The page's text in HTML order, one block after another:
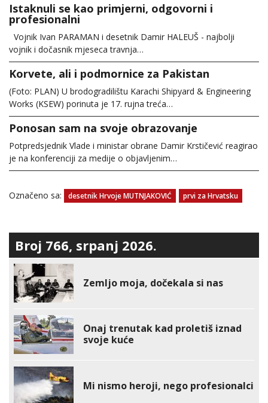
Istaknuli se kao primjerni, odgovorni i
profesionalni
Vojnik Ivan PARAMAN i desetnik Damir HALEUŠ - najbolji
vojnik i dočasnik mjeseca travnja…
Korvete, ali i podmornice za Pakistan
(Foto: PLAN) U brodogradilištu Karachi Shipyard & Engineering
Works (KSEW) porinuta je 17. rujna treća…
Ponosan sam na svoje obrazovanje
Potpredsjednik Vlade i ministar obrane Damir Krstičević reagirao
je na konferenciji za medije o objavljenim…
Označeno sa: desetnik Hrvoje MUTNJAKOVIĆ prvi za Hrvatsku
Broj 766, srpanj 2026.
Zemljo moja, dočekala si nas
Onaj trenutak kad proletiš iznad
svoje kuće
Mi nismo heroji, nego profesionalci